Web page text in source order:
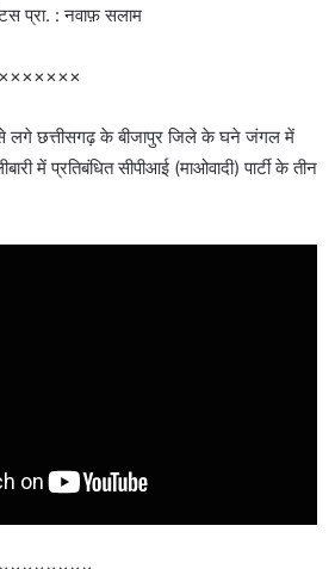
प्रा. : नवाफ़ सलाम
लगे छत्तीसगढ़ के बीजापुर जिले के घने जंगल में
में प्रतिबंधित सीपीआई (माओवादी) पार्टी के तीन